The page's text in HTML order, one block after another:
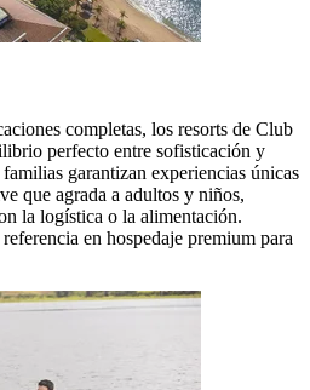
completas, los resorts de Club
perfecto entre sofisticación y
garantizan experiencias únicas
que agrada a adultos y niños,
la logística o la alimentación.
en hospedaje premium para